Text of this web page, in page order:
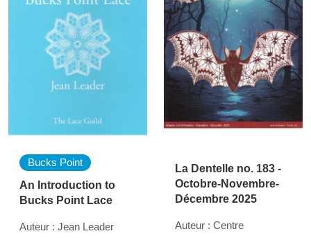
Bucks Point
An Introduction to
Bucks Point Lace
Auteur : Jean Leader
La Dentelle no. 183 -
Octobre-Novembre-
Décembre 2025
Auteur : Centre